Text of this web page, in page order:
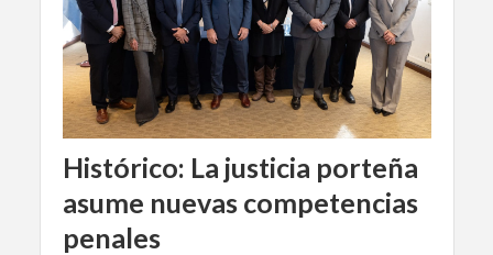
Histórico: La justicia porteña
asume nuevas competencias
penales